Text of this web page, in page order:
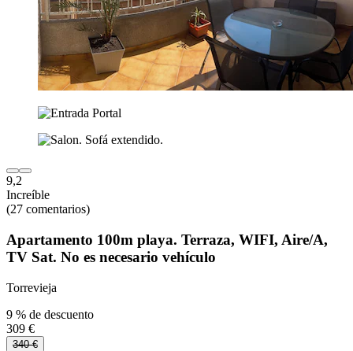
9,2
Increíble
(27 comentarios)
Apartamento 100m playa. Terraza, WIFI, Aire/A,
TV Sat. No es necesario vehículo
Torrevieja
9 % de descuento
309 €
340 €